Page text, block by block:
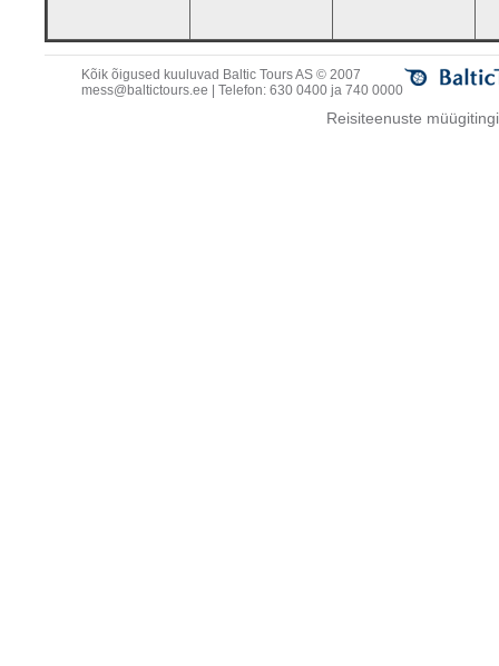
Kõik õigused kuuluvad Baltic Tours AS © 2007
mess@baltictours.ee | Telefon: 630 0400 ja 740 0000
Reisiteenuste